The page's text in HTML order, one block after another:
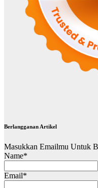
Berlangganan Artikel
Masukkan Emailmu Untuk
Name*
Email*